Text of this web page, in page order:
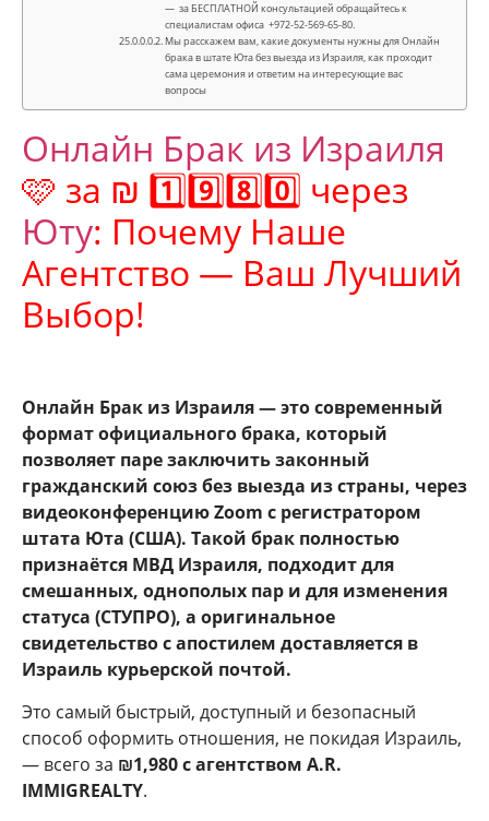
— за БЕСПЛАТНОЙ консультацией обращайтесь к
специалистам офиса +972-52-569-65-80.
Мы расскажем вам, какие документы нужны для Онлайн
брака в штате Юта без выезда из Израиля, как проходит
сама церемония и ответим на интересующие вас
вопросы
Онлайн Брак из Израиля
🩷 за ₪ 1️⃣9️⃣8️⃣0️⃣ через
Юту: Почему Наше
Агентство — Ваш Лучший
Выбор!
Онлайн Брак из Израиля — это современный
формат официального брака, который
позволяет паре заключить законный
гражданский союз без выезда из страны, через
видеоконференцию Zoom с регистратором
штата Юта (США). Такой брак полностью
признаётся МВД Израиля, подходит для
смешанных, однополых пар и для изменения
статуса (СТУПРО), а оригинальное
свидетельство с апостилем доставляется в
Израиль курьерской почтой.
Это самый быстрый, доступный и безопасный
способ оформить отношения, не покидая Израиль,
— всего за ₪1,980 с агентством A.R.
IMMIGREALTY.